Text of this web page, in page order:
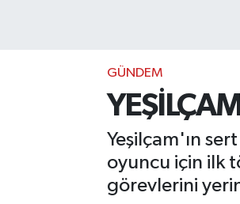
GÜNDEM
Yeşilçam'ın
oyuncu için ilk
görevlerini